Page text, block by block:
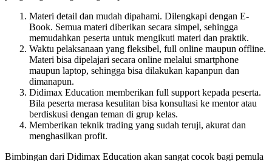
Materi detail dan mudah dipahami. Dilengkapi dengan E-
Book. Semua materi diberikan secara simpel, sehingga
memudahkan peserta untuk mengikuti materi dan praktik.
Waktu pelaksanaan yang fleksibel, full online maupun offline.
Materi bisa dipelajari secara online melalui smartphone
maupun laptop, sehingga bisa dilakukan kapanpun dan
dimanapun.
Didimax Education memberikan full support kepada peserta.
Bila peserta merasa kesulitan bisa konsultasi ke mentor atau
berdiskusi dengan teman di grup kelas.
Memberikan teknik trading yang sudah teruji, akurat dan
menghasilkan profit.
Bimbingan dari Didimax Education akan sangat cocok bagi pemula